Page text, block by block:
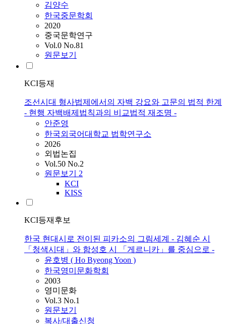
김양수
한국중문학회
2020
중국문학연구
Vol.0 No.81
원문보기
KCI등재
조선시대 형사법제에서의 자백 강요와 고문의 법적 한계
- 현행 자백배제법칙과의 비교법적 재조명 -
안준영
한국외국어대학교 법학연구소
2026
외법논집
Vol.50 No.2
원문보기 2
KCI
KISS
KCI등재후보
한국 현대시로 전이된 피카소의 그림세계 - 김혜순 시
「청색시대」와 함성호 시 「게르니카」를 중심으로 -
윤호병 ( Ho Byeong Yoon )
한국영미문화학회
2003
영미문화
Vol.3 No.1
원문보기
복사/대출신청